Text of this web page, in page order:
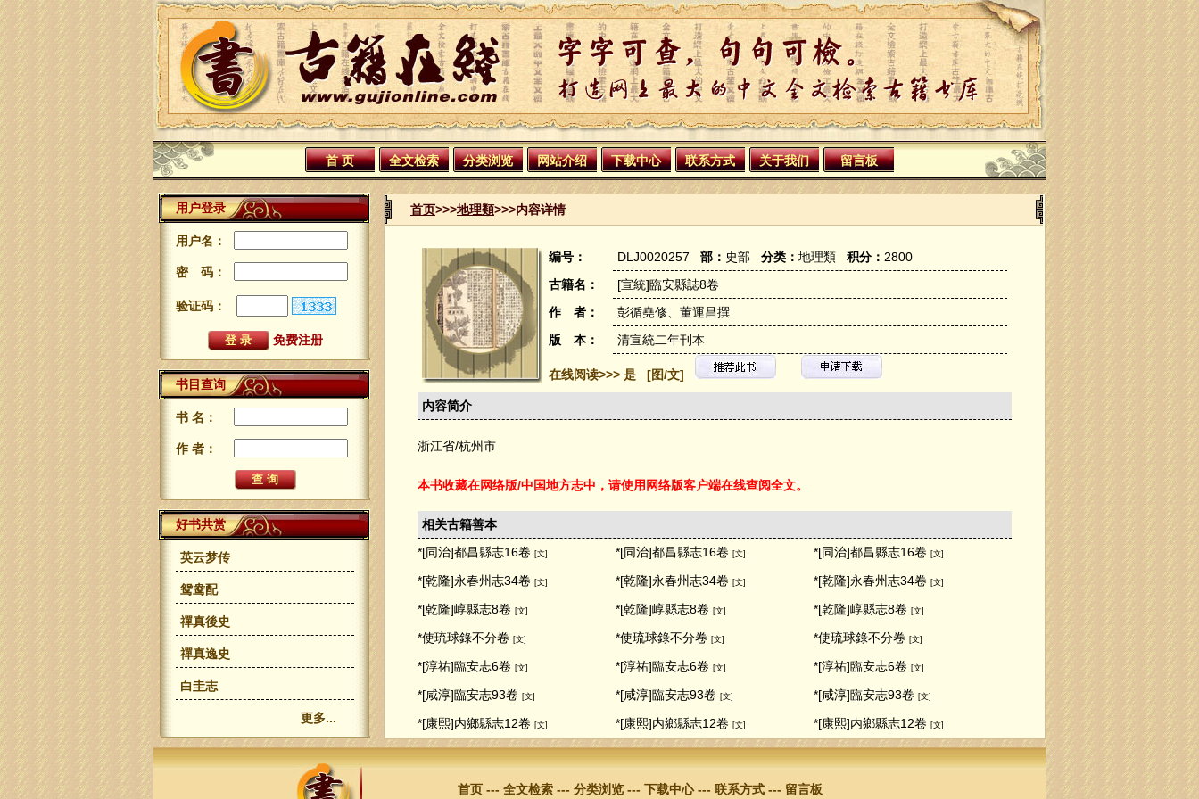
首 页 全文检索 分类浏览 网站介绍 下载中心 联系方式 关于我们 留言板
用户登录
用户名：
密 码：
验证码：
免费注册
书目查询
书 名：
作 者：
好书共赏
英云梦传
鸳鸯配
禪真後史
禪真逸史
白圭志
更多...
首页>>>地理類>>>内容详情
编号： DLJ0020257 部： 史部 分类： 地理類 积分： 2800
古籍名：
[宣統]臨安縣誌8卷
作 者：
彭循堯修、董運昌撰
版 本：
清宣統二年刊本
在线阅读>>> 是 [图/文]
内容简介
浙江省/杭州市
本书收藏在网络版/中国地方志中，请使用网络版客户端在线查阅全文。
相关古籍善本
*[同治]都昌縣志16卷 [文]
*[乾隆]永春州志34卷 [文]
*[乾隆]崞縣志8卷 [文]
*使琉球錄不分卷 [文]
*[淳祐]臨安志6卷 [文]
*[咸淳]臨安志93卷 [文]
*[康熙]内鄉縣志12卷 [文]
*[同治]都昌縣志16卷 [文]
*[乾隆]永春州志34卷 [文]
*[乾隆]崞縣志8卷 [文]
*使琉球錄不分卷 [文]
*[淳祐]臨安志6卷 [文]
*[咸淳]臨安志93卷 [文]
*[康熙]内鄉縣志12卷 [文]
*[同治]都昌縣志16卷 [文]
*[乾隆]永春州志34卷 [文]
*[乾隆]崞縣志8卷 [文]
*使琉球錄不分卷 [文]
*[淳祐]臨安志6卷 [文]
*[咸淳]臨安志93卷 [文]
*[康熙]内鄉縣志12卷 [文]
首页 --- 全文检索 --- 分类浏览 --- 下载中心--- 联系方式 --- 留言板